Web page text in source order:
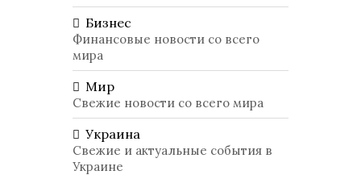
Бизнес
Финансовые новости со всего
мира
Мир
Свежие новости со всего мира
Украина
Свежие и актуальные события в
Украине